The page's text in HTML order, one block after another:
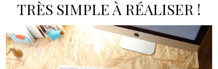
TRÈS SIMPLE À RÉALISER !